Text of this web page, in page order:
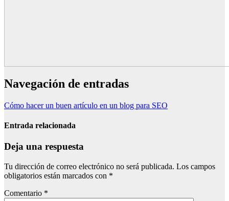
Navegación de entradas
Cómo hacer un buen artículo en un blog para SEO
Entrada relacionada
Deja una respuesta
Tu dirección de correo electrónico no será publicada. Los campos
obligatorios están marcados con *
Comentario *